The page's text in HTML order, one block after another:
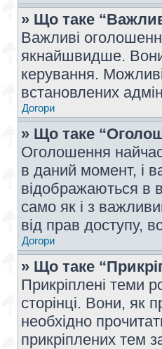
» Що таке
Важливі
якнайшвидше. Вони
керування.
встановлених
Догори
» Що таке
Оголошення
в даний момент, і
відображаються в
само як і з
від прав доступу,
Догори
» Що таке
Прикріплені теми
сторінці. Вони, як
необхідно
прикріплених тем